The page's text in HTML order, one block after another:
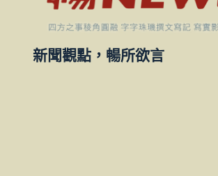
新聞觀點，暢所欲言